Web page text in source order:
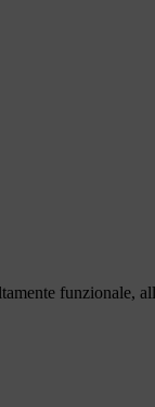
funzionale,